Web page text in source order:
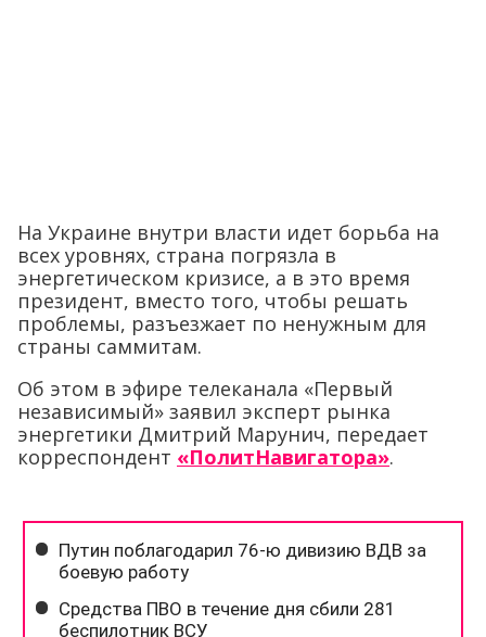
На Украине внутри власти идет борьба на
всех уровнях, страна погрязла в
энергетическом кризисе, а в это время
президент, вместо того, чтобы решать
проблемы, разъезжает по ненужным для
страны саммитам.
Об этом в эфире телеканала «Первый
независимый» заявил эксперт рынка
энергетики Дмитрий Марунич, передает
корреспондент «ПолитНавигатора».